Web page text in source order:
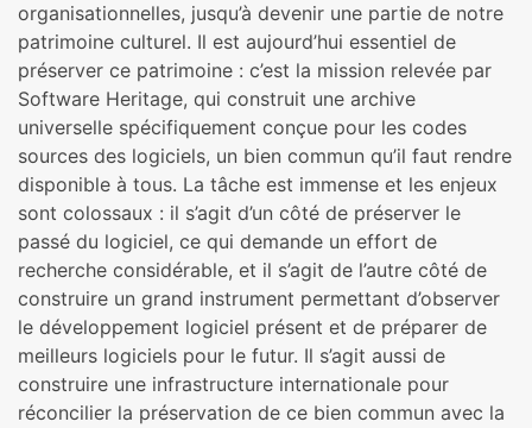
organisationnelles, jusqu’à devenir une partie de notre
patrimoine culturel. Il est aujourd’hui essentiel de
préserver ce patrimoine : c’est la mission relevée par
Software Heritage, qui construit une archive
universelle spécifiquement conçue pour les codes
sources des logiciels, un bien commun qu’il faut rendre
disponible à tous. La tâche est immense et les enjeux
sont colossaux : il s’agit d’un côté de préserver le
passé du logiciel, ce qui demande un effort de
recherche considérable, et il s’agit de l’autre côté de
construire un grand instrument permettant d’observer
le développement logiciel présent et de préparer de
meilleurs logiciels pour le futur. Il s’agit aussi de
construire une infrastructure internationale pour
réconcilier la préservation de ce bien commun avec la